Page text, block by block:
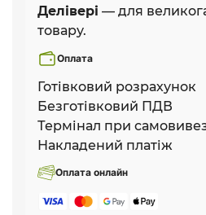
Делівері — для
товару.
Оплата
Готівковий розрахунок
Безготівковий ПДВ
Термінал при
Накладений платіж
Оплата онлайн